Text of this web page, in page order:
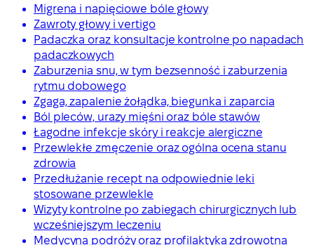
Migrena i napięciowe bóle głowy
Zawroty głowy i vertigo
Padaczka oraz konsultacje kontrolne po napadach
padaczkowych
Zaburzenia snu, w tym bezsenność i zaburzenia
rytmu dobowego
Zgaga, zapalenie żołądka, biegunka i zaparcia
Ból pleców, urazy mięśni oraz bóle stawów
Łagodne infekcje skóry i reakcje alergiczne
Przewlekłe zmęczenie oraz ogólna ocena stanu
zdrowia
Przedłużanie recept na odpowiednie leki
stosowane przewlekle
Wizyty kontrolne po zabiegach chirurgicznych lub
wcześniejszym leczeniu
Medycyna podróży oraz profilaktyka zdrowotna